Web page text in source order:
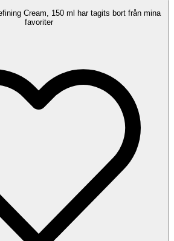
Cream, 150 ml har tagits bort från mina
favoriter